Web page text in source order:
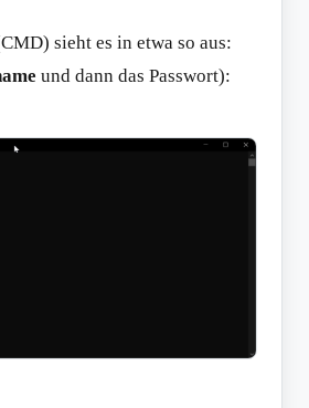
sieht es in etwa so aus:
und dann das Passwort):